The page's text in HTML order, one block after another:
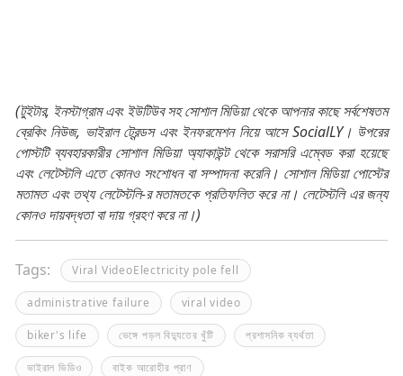
(টুইটার, ইনস্টাগ্রাম এবং ইউটিউব সহ সোশাল মিডিয়া থেকে আপনার কাছে সর্বশেষতম
ব্রেকিং নিউজ, ভাইরাল ট্রেন্ডস এবং ইনফরমেশন নিয়ে আসে SocialLY। উপরের
পোস্টটি ব্যবহারকারীর সোশাল মিডিয়া অ্যাকাউন্ট থেকে সরাসরি এম্বেড করা হয়েছে
এবং লেটেস্টলি এতে কোনও সংশোধন বা সম্পাদনা করেনি। সোশাল মিডিয়া পোস্টের
মতামত এবং তথ্য লেটেস্টলি-র মতামতকে প্রতিফলিত করে না। লেটেস্টলি এর জন্য
কোনও দায়বদ্ধতা বা দায় গ্রহণ করে না।)
Tags: Viral VideoElectricity pole fell
administrative failure viral video
biker's life ভেঙ্গে পড়ল বিদ্যুতের খুঁটি প্রশাসনিক ব্যর্থতা
ভাইরাল ভিডিও বাইক আরোহীর প্রাণ